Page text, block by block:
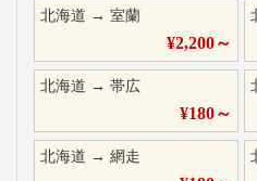
北海道 → 室蘭
¥2,200～
北海道 → 帯広
¥180～
北海道 → 網走